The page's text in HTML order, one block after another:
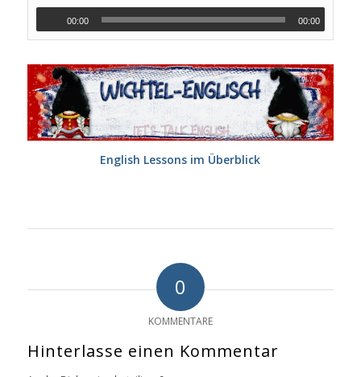
00:00 00:00
English Lessons im Überblick
0
KOMMENTARE
Hinterlasse einen Kommentar